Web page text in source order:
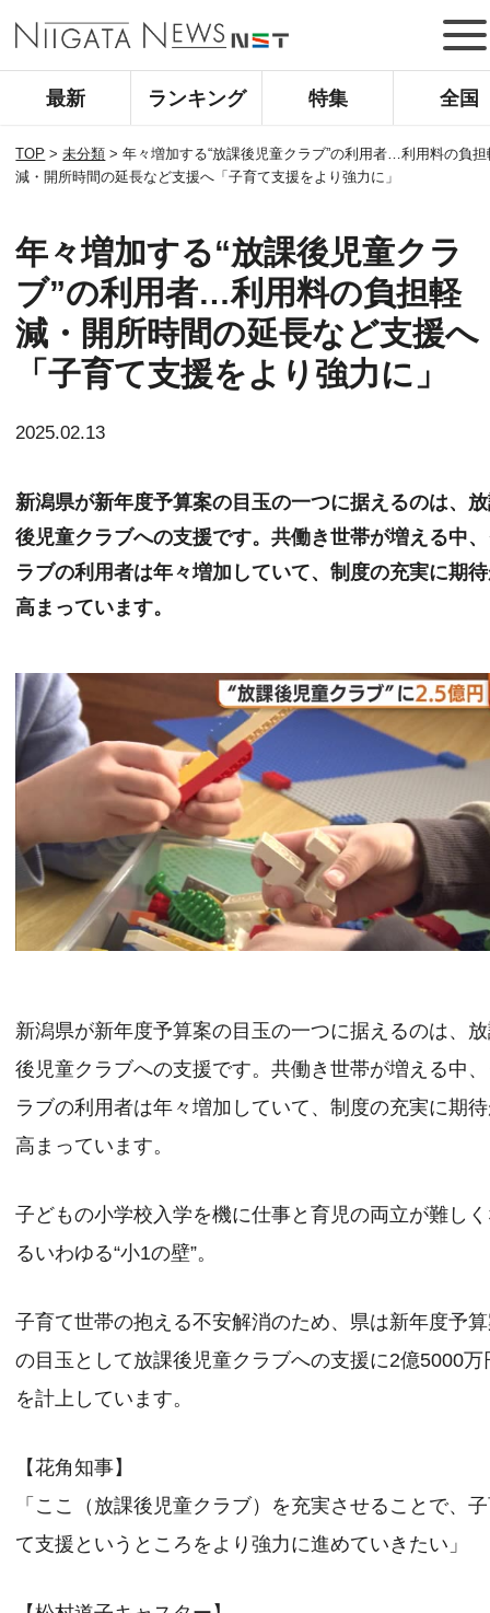
最新 ランキング 特集 全国
TOP >未分類 >年々増加する“放課後児童クラブ”の利用者…利用料の負担
減・開所時間の延長など支援へ「子育て支援をより強力に」
年々増加する“放課後児童クラ
ブ”の利用者…利用料の負担軽
減・開所時間の延長など支援へ
「子育て支援をより強力に」
2025.02.13
新潟県が新年度予算案の目玉の一つに据えるのは、
後児童クラブへの支援です。共働き世帯が増える中
ラブの利用者は年々増加していて、制度の充実に期
高まっています。
新潟県が新年度予算案の目玉の一つに据えるのは、
後児童クラブへの支援です。共働き世帯が増える中
ラブの利用者は年々増加していて、制度の充実に期
高まっています。
子どもの小学校入学を機に仕事と育児の両立が難し
るいわゆる“小1の壁”。
子育て世帯の抱える不安解消のため、県は新年度予
の目玉として放課後児童クラブへの支援に2億5000万
を計上しています。
【花角知事】
「ここ（放課後児童クラブ）を充実させることで、
て支援というところをより強力に進めていきたい」